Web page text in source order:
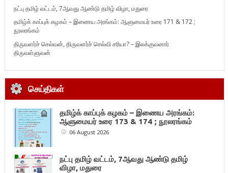
நட்பு தமிழ் வட்டம், 7ஆவது ஆண்டு தமிழ் விழா, மதுரை
தமிழ்க் காப்புக் கழகம் – இணைய அரங்கம்: ஆளுமையர் உரை 171 & 172 ;
நூலரங்கம்
திருவளர்ச் செல்வன், திருவளர்ச் செல்வி சரியா? – இலக்குவனார்
திருவள்ளுவன்
செய்திகள்
தமிழ்க் காப்புக் கழகம் – இணைய அரங்கம்:
ஆளுமையர் உரை 173 & 174 ; நூலரங்கம்
06 August 2026
நட்பு தமிழ் வட்டம், 7ஆவது ஆண்டு தமிழ்
விழா, மதுரை